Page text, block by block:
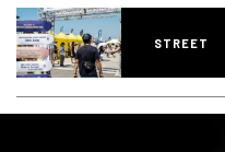
STREET